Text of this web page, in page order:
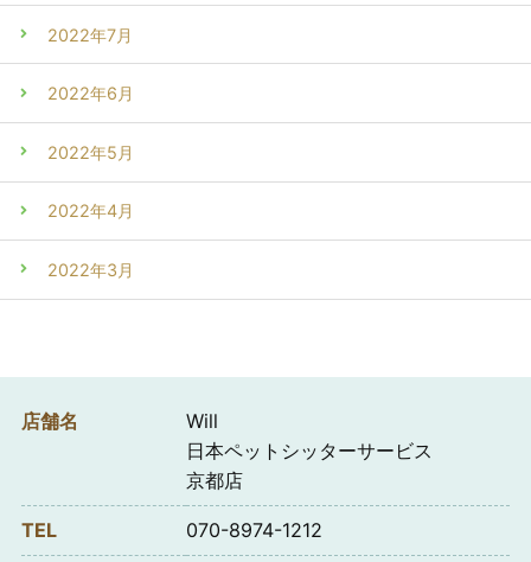
2022年7月
2022年6月
2022年5月
2022年4月
2022年3月
店舗名
Will
日本ペットシッターサービス
京都店
TEL 070-8974-1212